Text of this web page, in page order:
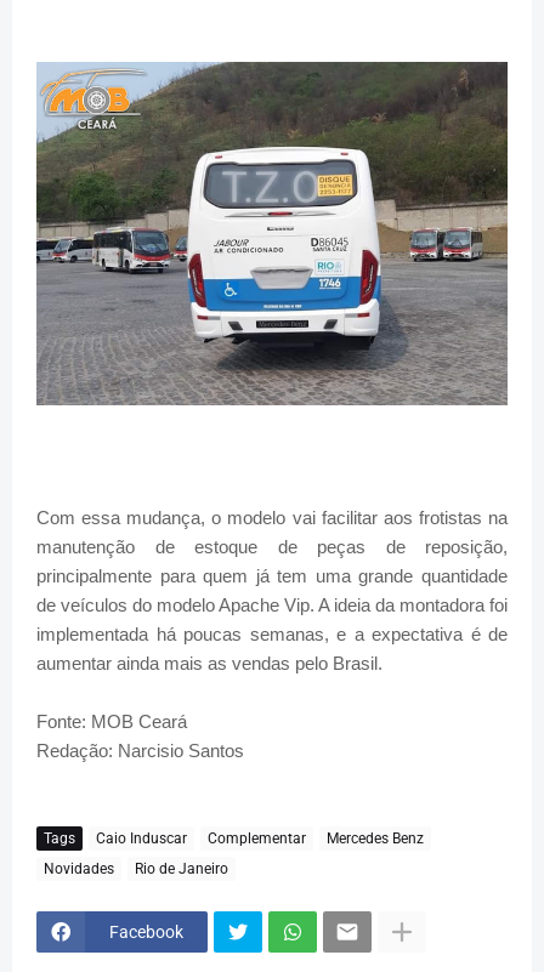
Com essa mudança, o modelo vai facilitar aos frotistas na
manutenção de estoque de peças de reposição,
principalmente para quem já tem uma grande quantidade
de veículos do modelo Apache Vip. A ideia da montadora foi
implementada há poucas semanas, e a expectativa é de
aumentar ainda mais as vendas pelo Brasil.
Fonte: MOB Ceará
Redação: Narcisio Santos
Tags Caio Induscar Complementar
Mercedes Benz
Novidades
Rio de Janeiro
Facebook